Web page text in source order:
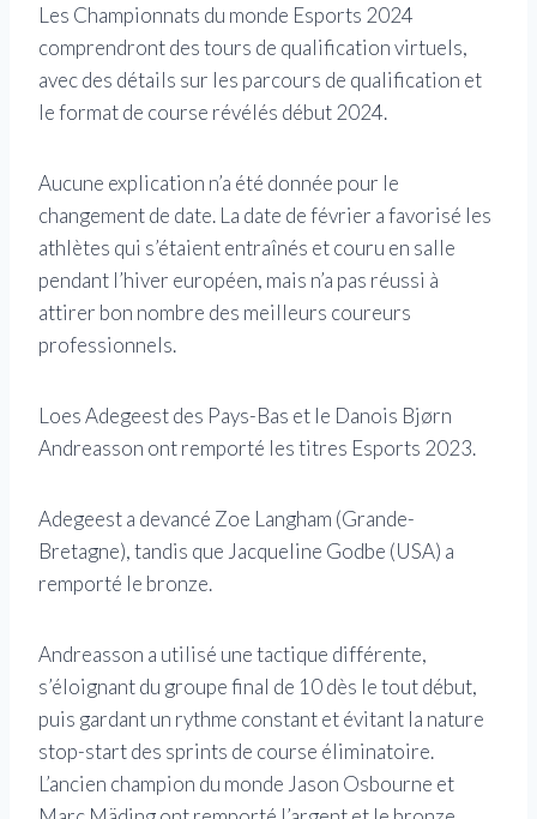
Les Championnats du monde Esports 2024
comprendront des tours de qualification virtuels,
avec des détails sur les parcours de qualification et
le format de course révélés début 2024.
Aucune explication n’a été donnée pour le
changement de date. La date de février a favorisé les
athlètes qui s’étaient entraînés et couru en salle
pendant l’hiver européen, mais n’a pas réussi à
attirer bon nombre des meilleurs coureurs
professionnels.
Loes Adegeest des Pays-Bas et le Danois Bjørn
Andreasson ont remporté les titres Esports 2023.
Adegeest a devancé Zoe Langham (Grande-
Bretagne), tandis que Jacqueline Godbe (USA) a
remporté le bronze.
Andreasson a utilisé une tactique différente,
s’éloignant du groupe final de 10 dès le tout début,
puis gardant un rythme constant et évitant la nature
stop-start des sprints de course éliminatoire.
L’ancien champion du monde Jason Osbourne et